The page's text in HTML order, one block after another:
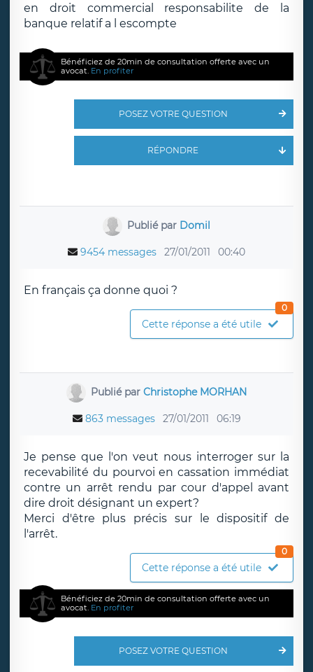
en droit commercial responsabilite de la
banque relatif a l escompte
Bénéficiez de 20min de consultation offerte avec un
avocat. En profiter
POSEZ VOTRE QUESTION
RÉPONDRE
Publié par Domil
9454 messages 27/01/2011 00:40
En français ça donne quoi ?
Cette réponse a été utile
0
Publié parChristophe MORHAN
863 messages 27/01/2011 06:19
Je pense que l'on veut nous interroger sur la
recevabilité du pourvoi en cassation immédiat
contre un arrêt rendu par cour d'appel avant
dire droit désignant un expert?
Merci d'être plus précis sur le dispositif de
l'arrêt.
Cette réponse a été utile
0
Bénéficiez de 20min de consultation offerte avec un
avocat. En profiter
POSEZ VOTRE QUESTION